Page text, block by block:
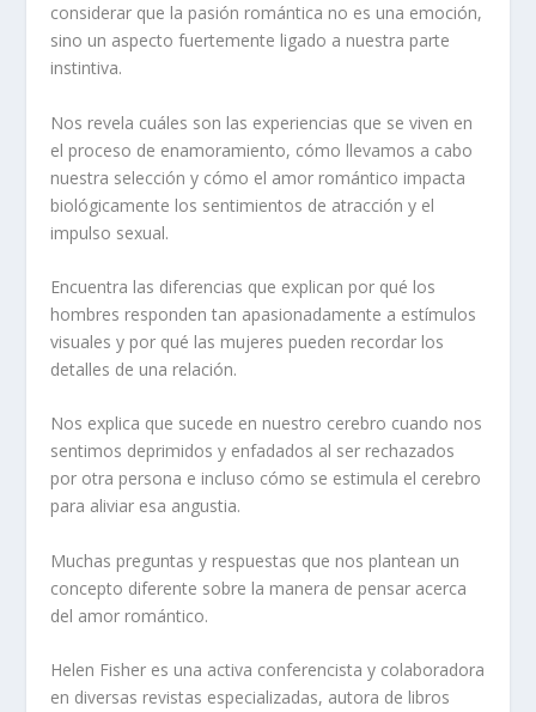
considerar que la pasión romántica no es una emoción,
sino un aspecto fuertemente ligado a nuestra parte
instintiva.
Nos revela cuáles son las experiencias que se viven en
el proceso de enamoramiento, cómo llevamos a cabo
nuestra selección y cómo el amor romántico impacta
biológicamente los sentimientos de atracción y el
impulso sexual.
Encuentra las diferencias que explican por qué los
hombres responden tan apasionadamente a estímulos
visuales y por qué las mujeres pueden recordar los
detalles de una relación.
Nos explica que sucede en nuestro cerebro cuando nos
sentimos deprimidos y enfadados al ser rechazados
por otra persona e incluso cómo se estimula el cerebro
para aliviar esa angustia.
Muchas preguntas y respuestas que nos plantean un
concepto diferente sobre la manera de pensar acerca
del amor romántico.
Helen Fisher es una activa conferencista y colaboradora
en diversas revistas especializadas, autora de libros